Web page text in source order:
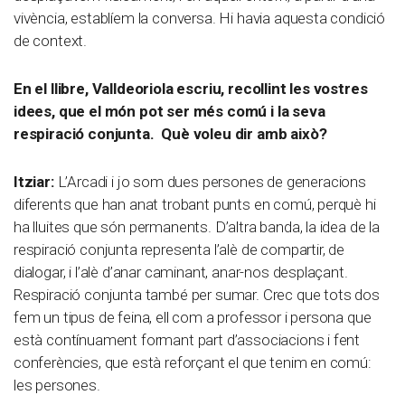
vivència, establíem la conversa. Hi havia aquesta condició
de context.
En el llibre, Valldeoriola escriu, recollint les vostres
idees, que el món pot ser més comú i la seva
respiració conjunta. Què voleu dir amb això?
Itziar:L’Arcadi i jo som dues persones de generacions
diferents que han anat trobant punts en comú, perquè hi
ha lluites que són permanents. D’altra banda, la idea de la
respiració conjunta representa l’alè de compartir, de
dialogar, i l’alè d’anar caminant, anar-nos desplaçant.
Respiració conjunta també per sumar. Crec que tots dos
fem un tipus de feina, ell com a professor i persona que
està contínuament formant part d’associacions i fent
conferències, que està reforçant el que tenim en comú:
les persones.